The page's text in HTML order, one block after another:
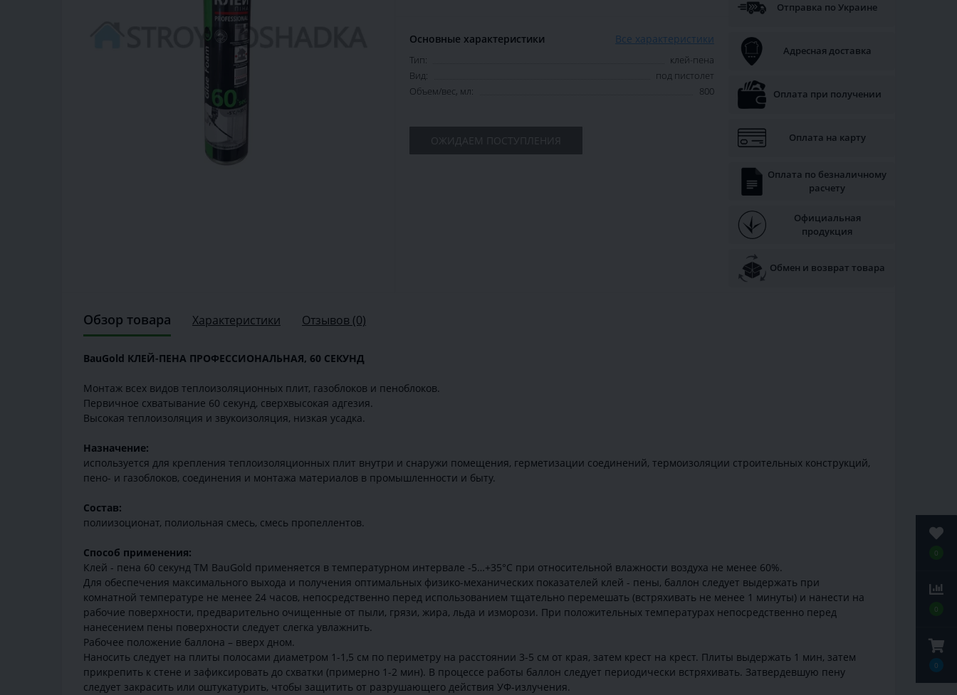
0
0
0
Основные характеристики Все характеристики
Тип:
клей-пена
Вид:
под пистолет
Объем/вес, мл:
800
ОЖИДАЕМ ПОСТУПЛЕНИЯ
Отправка по Украине
Адресная доставка
Оплата при получении
Оплата на карту
Оплата по безналичному
расчету
Официальная
продукция
Обмен и возврат товара
Обзор товара Характеристики Отзывов (0)
BauGold КЛЕЙ-ПЕНА ПРОФЕССИОНАЛЬНАЯ, 60 СЕКУНД
Монтаж всех видов теплоизоляционных плит, газоблоков и пеноблоков.
Первичное схватывание 60 секунд, сверхвысокая адгезия.
Высокая теплоизоляция и звукоизоляция, низкая усадка.
Назначение:
используется для крепления теплоизоляционных плит внутри и снаружи помещения, герметизации соединений, термоизоляции строительных конструкций,
пено- и газоблоков, соединения и монтажа материалов в промышленности и быту.
Состав:
полиизоционат, полиольная смесь, смесь пропеллентов.
Способ применения:
Клей - пена 60 секунд ТМ BauGold применяется в температурном интервале -5…+35°С при относительной влажности воздуха не менее 60%.
Для обеспечения максимального выхода и получения оптимальных физико-механических показателей клей - пены, баллон следует выдержать при
комнатной температуре не менее 24 часов, непосредственно перед использованием тщательно перемешать (встряхивать не менее 1 минуты) и нанести на
рабочие поверхности, предварительно очищенные от пыли, грязи, жира, льда и изморози. При положительных температурах непосредственно перед
нанесением пены поверхности следует слегка увлажнить.
Рабочее положение баллона – вверх дном.
Наносить следует на плиты полосами диаметром 1-1,5 см по периметру на расстоянии 3-5 см от края, затем крест на крест. Плиты выдержать 1 мин, затем
прикрепить к стене и зафиксировать до схватки (примерно 1-2 мин). В процессе работы баллон следует периодически встряхивать. Затвердевшую пену
следует закрасить или оштукатурить, чтобы защитить от разрушающего действия УФ-излучения.